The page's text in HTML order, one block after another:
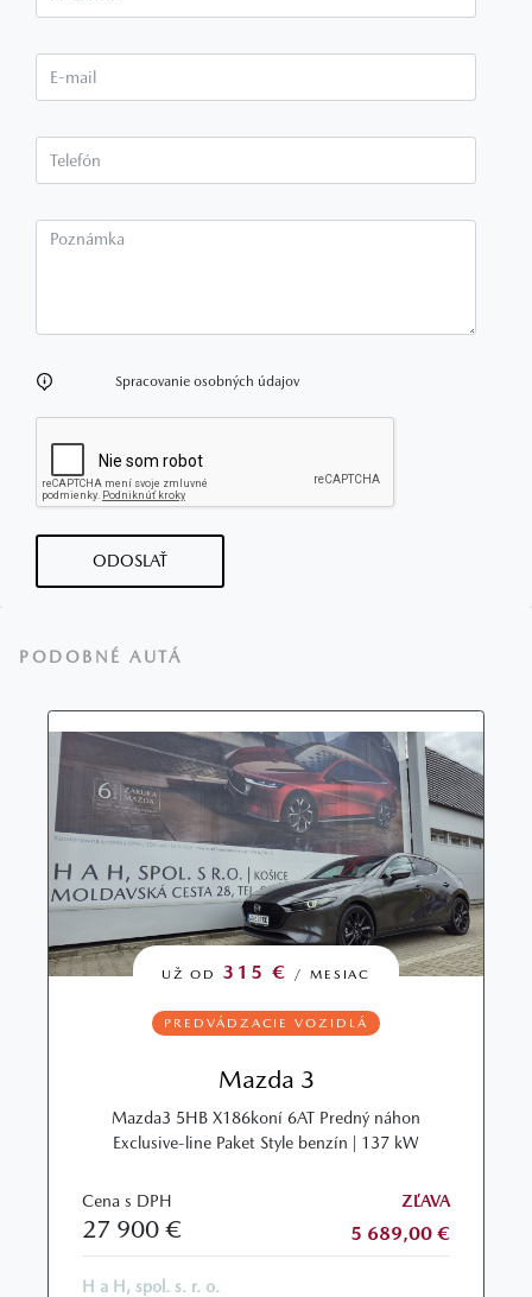
Spracovanie osobných údajov
ODOSLAŤ
PODOBNÉ AUTÁ
UŽ OD 315 € / MESIAC
PREDVÁDZACIE VOZIDLÁ
Mazda 3
Mazda3 5HB X186koní 6AT Predný náhon
Exclusive-line Paket Style benzín | 137 kW
Cena s DPH
27 900 €
ZĽAVA
5 689,00 €
H a H, spol. s. r. o.